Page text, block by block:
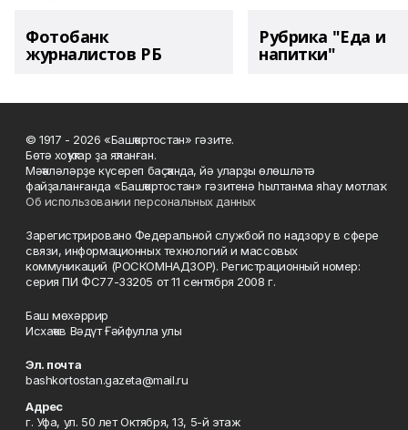
Фотобанк
журналистов РБ
Рубрика "Еда и
напитки"
© 1917 - 2026 «Башҡортостан» гәзите.
Бөтә хоҡуҡтар ҙа яҡланған.
Мәҡәләләрҙе күсереп баҫҡанда, йә уларҙы өлөшләтә
файҙаланғанда «Башҡортостан» гәзитенә һылтанма яһау мотлаҡ.
Об использовании персональных данных
Зарегистрировано Федеральной службой по надзору в сфере
связи, информационных технологий и массовых
коммуникаций (РОСКОМНАДЗОР). Регистрационный номер:
серия ПИ ФС77-33205 от 11 сентября 2008 г.
Баш мөхәррир
Исхаҡов Вәдүт Ғәйфулла улы
Эл. почта
bashkortostan.gazeta@mail.ru
Адрес
г. Уфа, ул. 50 лет Октября, 13, 5-й этаж